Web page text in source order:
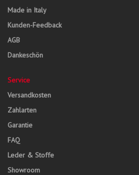
Made in Italy
Kunden-Feedback
AGB
Dankeschön
Service
Versandkosten
Zahlarten
Garantie
FAQ
Leder & Stoffe
Showroom